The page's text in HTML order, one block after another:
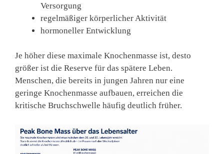
Versorgung
regelmäßiger körperlicher Aktivität
hormoneller Entwicklung
Je höher diese maximale Knochenmasse ist, desto
größer ist die Reserve für das spätere Leben.
Menschen, die bereits in jungen Jahren nur eine
geringe Knochenmasse aufbauen, erreichen die
kritische Bruchschwelle häufig deutlich früher.